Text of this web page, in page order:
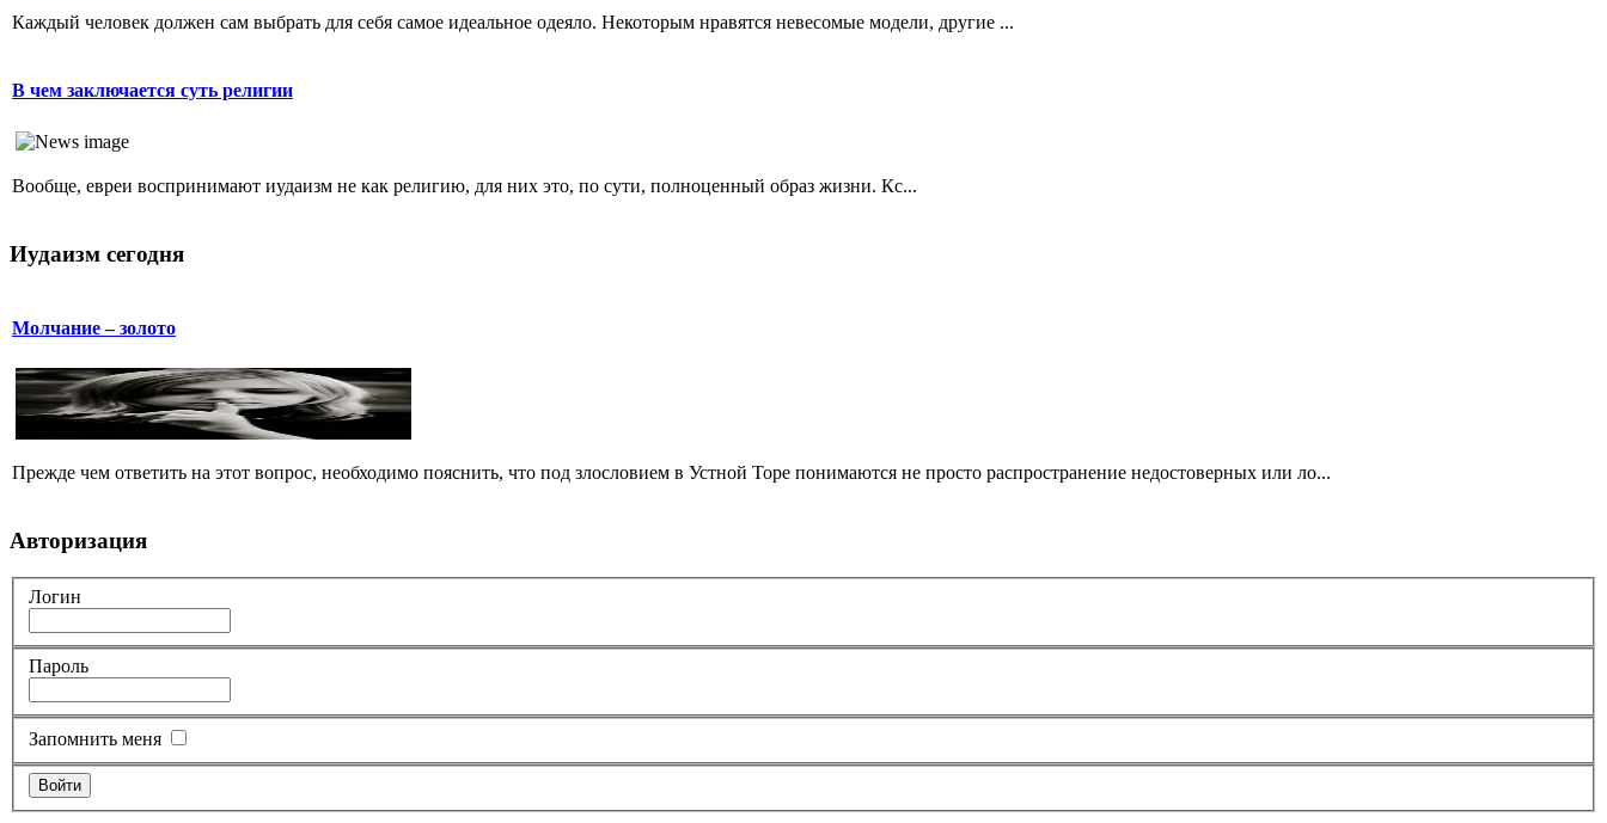
Каждый человек должен сам выбрать для себя самое идеальное одеяло. Некоторым нравятся невесомые модели, другие ...
В чем заключается суть религии
Вообще, евреи воспринимают иудаизм не как религию, для них это, по сути, полноценный образ жизни. Кс...
Иудаизм сегодня
Молчание – золото
Прежде чем ответить на этот вопрос, необходимо пояснить, что под злословием в Устной Торе понимаются не просто распространение недостоверных или ло...
Авторизация
Логин
Пароль
Запомнить меня